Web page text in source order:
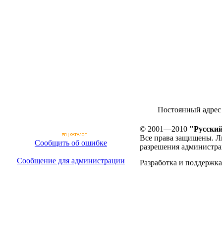
Постоянный
Сообщить об ошибке
Сообщение для администрации
© 2001—2010
Все права защищены.
разрешения
Разработка и